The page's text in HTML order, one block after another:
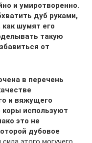
и умиротворенно.
дуб руками,
шумят его
такую
от
в перечень
и вяжущего
коры используют
это не
дубовое